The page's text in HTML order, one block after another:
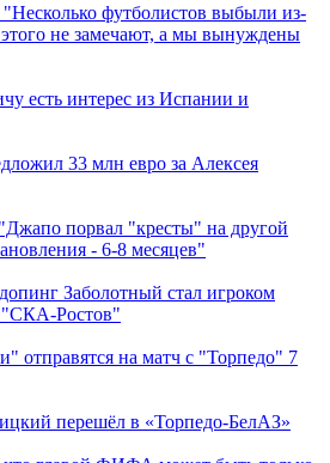
футболистов выбыли из-
этого не замечают, а мы вынуждены
есть интерес из Испании и
33 млн евро за Алексея
порвал "кресты" на другой
- 6-8 месяцев"
Заболотный стал игроком
"СКА-Ростов"
отправятся на матч с "Торпедо" 7
перешёл в «Торпедо-БелАЗ»